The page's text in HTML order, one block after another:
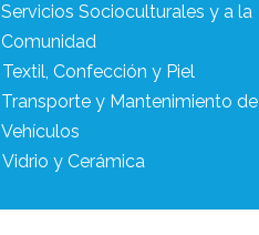
Servicios Socioculturales y a la
Comunidad
Textil, Confección y Piel
Transporte y Mantenimiento de
Vehículos
Vidrio y Cerámica